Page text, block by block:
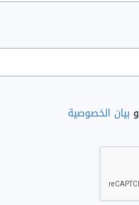
و بيان الخصوصية